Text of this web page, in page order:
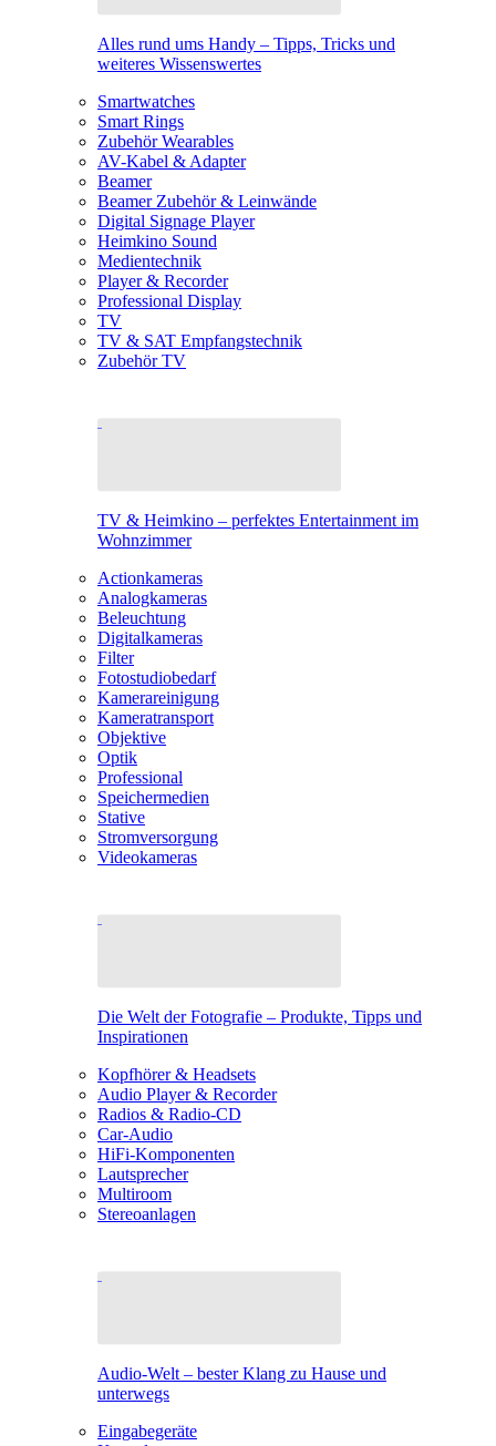
Alles rund ums Handy – Tipps, Tricks und
weiteres Wissenswertes
Smartwatches
Smart Rings
Zubehör Wearables
AV-Kabel & Adapter
Beamer
Beamer Zubehör & Leinwände
Digital Signage Player
Heimkino Sound
Medientechnik
Player & Recorder
Professional Display
TV
TV & SAT Empfangstechnik
Zubehör TV
TV & Heimkino – perfektes Entertainment im
Wohnzimmer
Actionkameras
Analogkameras
Beleuchtung
Digitalkameras
Filter
Fotostudiobedarf
Kamerareinigung
Kameratransport
Objektive
Optik
Professional
Speichermedien
Stative
Stromversorgung
Videokameras
Die Welt der Fotografie – Produkte, Tipps und
Inspirationen
Kopfhörer & Headsets
Audio Player & Recorder
Radios & Radio-CD
Car-Audio
HiFi-Komponenten
Lautsprecher
Multiroom
Stereoanlagen
Audio-Welt – bester Klang zu Hause und
unterwegs
Eingabegeräte